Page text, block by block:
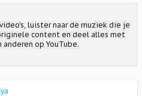
luister naar de muziek die je
content en deel alles met
op YouTube.